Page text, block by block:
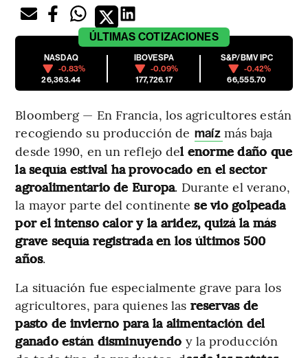
ÚLTIMAS COTIZACIONES
NASDAQ
-0.83%
26,363.44
IBOVESPA
-0.09%
177,726.17
S&P/BMV IPC
-0.42%
66,555.70
Bloomberg — En Francia, los agricultores están
recogiendo su producción de maíz más baja
desde 1990, en un reflejo del enorme daño que
la sequía estival ha provocado en el sector
agroalimentario de Europa. Durante el verano,
la mayor parte del continentese vio golpeada
por el intenso calor y la aridez, quizá la más
grave sequía registrada en los últimos 500
años.
La situación fue especialmente grave para los
agricultores, para quienes las reservas de
pasto de invierno para la alimentación del
ganado están disminuyendo y la producción